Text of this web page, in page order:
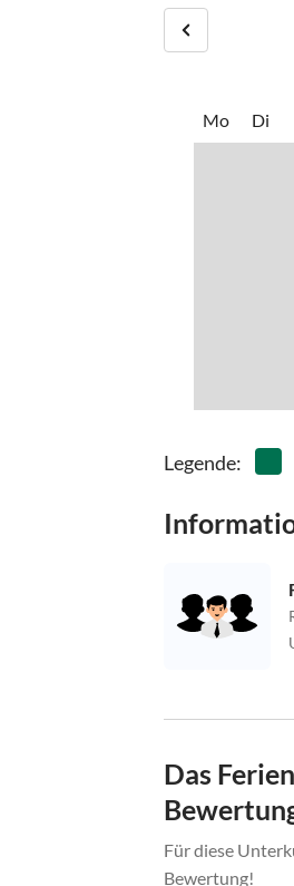
Mo Di
Legende:
Das
Für diese
Bewertung!